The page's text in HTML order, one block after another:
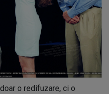
o redifuzare, ci o